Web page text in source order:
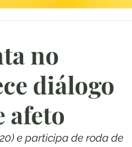
no
diálogo
afeto
e participa de roda de